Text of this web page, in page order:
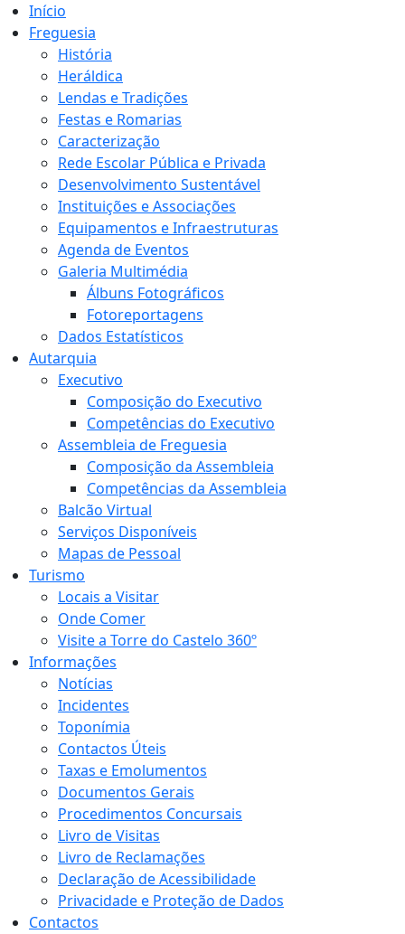
Início
Freguesia
História
Heráldica
Lendas e Tradições
Festas e Romarias
Caracterização
Rede Escolar Pública e Privada
Desenvolvimento Sustentável
Instituições e Associações
Equipamentos e Infraestruturas
Agenda de Eventos
Galeria Multimédia
Álbuns Fotográficos
Fotoreportagens
Dados Estatísticos
Autarquia
Executivo
Composição do Executivo
Competências do Executivo
Assembleia de Freguesia
Composição da Assembleia
Competências da Assembleia
Balcão Virtual
Serviços Disponíveis
Mapas de Pessoal
Turismo
Locais a Visitar
Onde Comer
Visite a Torre do Castelo 360º
Informações
Notícias
Incidentes
Toponímia
Contactos Úteis
Taxas e Emolumentos
Documentos Gerais
Procedimentos Concursais
Livro de Visitas
Livro de Reclamações
Declaração de Acessibilidade
Privacidade e Proteção de Dados
Contactos